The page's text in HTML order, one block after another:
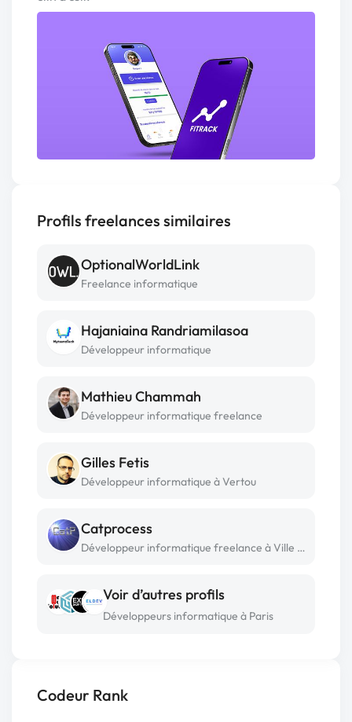
Codeur Rank
Profils freelances similaires
OptionalWorldLink
Freelance informatique
Hajaniaina Randriamilasoa
Développeur informatique
Mathieu Chammah
Développeur informatique freelance
Gilles Fetis
Développeur informatique à Vertou
Catprocess
Développeur informatique freelance à Ville d'avray
Voir d’autres profils
Développeurs informatique à Paris